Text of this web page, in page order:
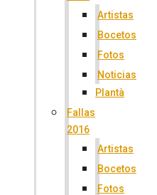
Artistas
Bocetos
Fotos
Noticias
Plantà
Fallas
2016
Artistas
Bocetos
Fotos